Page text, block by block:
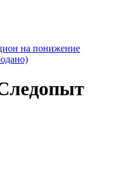
на понижение